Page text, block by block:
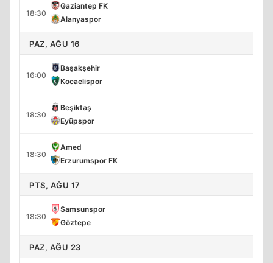
18:30
Gaziantep FK
Alanyaspor
PAZ, AĞU 16
16:00
Başakşehir
Kocaelispor
18:30
Beşiktaş
Eyüpspor
18:30
Amed
Erzurumspor FK
PTS, AĞU 17
18:30
Samsunspor
Göztepe
PAZ, AĞU 23